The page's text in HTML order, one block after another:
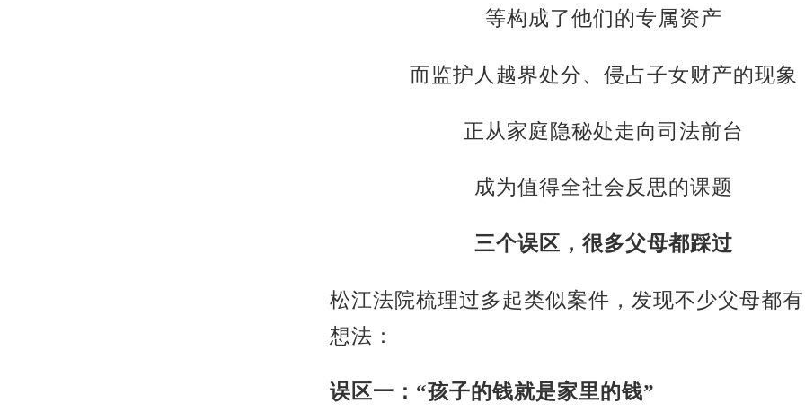
等构成了他们的专属资产
而监护人越界处分、侵占子女财产的现象
正从家庭隐秘处走向司法前台
成为值得全社会反思的课题
三个误区，很多父母都踩过
松江法院梳理过多起类似案件，发现不少父母都
想法：
误区一：“孩子的钱就是家里的钱”